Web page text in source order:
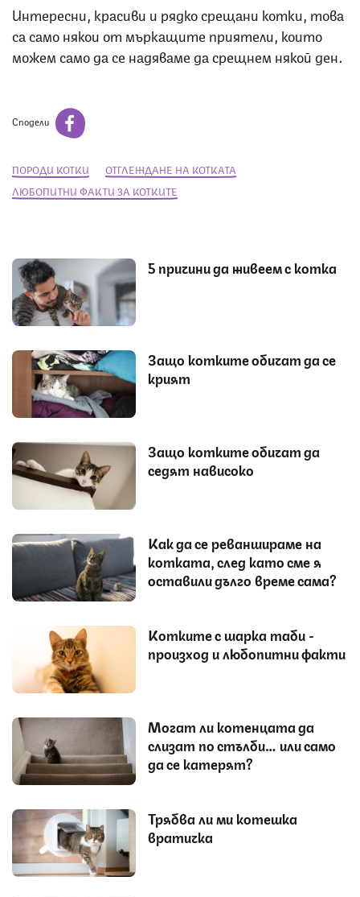
Интересни, красиви и рядко срещани котки, това
са само някои от мъркащите приятели, които
можем само да се надяваме да срещнем някой ден.
Сподели
ПОРОДИ КОТКИ
ОТГЛЕЖДАНЕ НА КОТКАТА
ЛЮБОПИТНИ ФАКТИ ЗА КОТКИТЕ
5 причини да живеем с котка
Защо котките обичат да се
крият
Защо котките обичат да
седят нависоко
Как да се реваншираме на
котката, след като сме я
оставили дълго време сама?
Котките с шарка таби -
произход и любопитни факти
Могат ли котенцата да
слизат по стълби… или само
да се катерят?
Трябва ли ми котешка
вратичка